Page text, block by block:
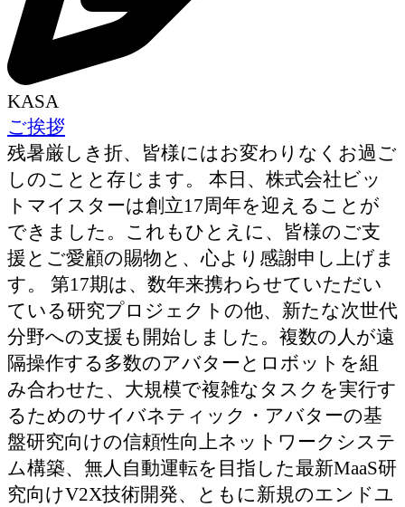
KASA
ご挨拶
残暑厳しき折、皆様にはお変わりなくお過ご
しのことと存じます。 本日、株式会社ビッ
トマイスターは創立17周年を迎えることが
できました。これもひとえに、皆様のご支
援とご愛顧の賜物と、心より感謝申し上げま
す。 第17期は、数年来携わらせていただい
ている研究プロジェクトの他、新たな次世代
分野への支援も開始しました。複数の人が遠
隔操作する多数のアバターとロボットを組
み合わせた、大規模で複雑なタスクを実行す
るためのサイバネティック・アバターの基
盤研究向けの信頼性向上ネットワークシステ
ム構築、無人自動運転を目指した最新MaaS研
究向けV2X技術開発、ともに新規のエンドユ